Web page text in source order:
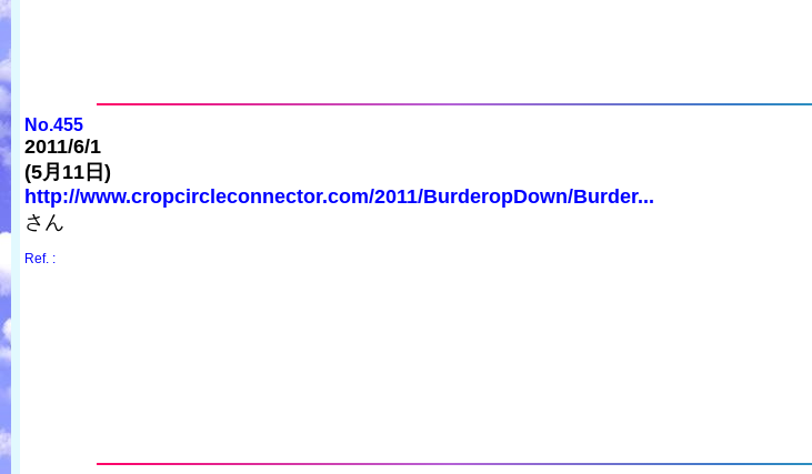
No.455
2011/6/1
(5月11日)
http://www.cropcircleconnector.com/2011/BurderopDown/Burder...
さん
Ref. :